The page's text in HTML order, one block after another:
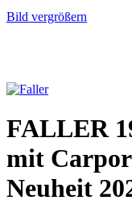
Bild vergrößern
FALLER
mit
Neuheit